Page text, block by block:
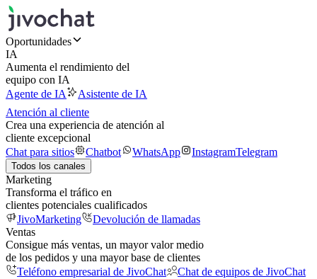
Oportunidades
IA
Aumenta el rendimiento del
equipo con IA
Agente de IA
Asistente de IA
Atención al cliente
Crea una experiencia de atención al
cliente excepcional
Chat para sitios
Chatbot WhatsApp InstagramTelegram
Todos los canales
Marketing
Transforma el tráfico en
clientes potenciales cualificados
JivoMarketing
Devolución de llamadas
Ventas
Consigue más ventas, un mayor valor medio
de los pedidos y una mayor base de clientes
Teléfono empresarial de JivoChat
Chat de equipos de JivoChat